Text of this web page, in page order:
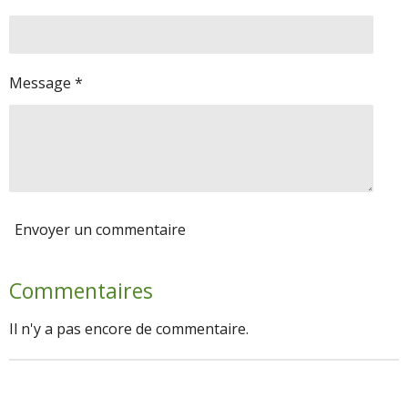
Message *
Envoyer un commentaire
Commentaires
Il n'y a pas encore de commentaire.